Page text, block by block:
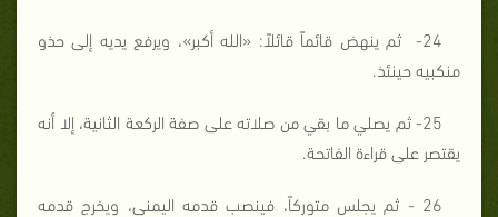
24- ثم ينهض قائماً قائلاً: «الله أكبر»، ويرفع يديه إلى حذو
منكبيه حينئذ.
25- ثم يصلي ما بقي من صلاته على صفة الركعة الثانية، إلا أنه
يقتصر على قراءة الفاتحة.
26 - ثم يجلس متوركاً، فينصب قدمه اليمنى، ويخرج قدمه